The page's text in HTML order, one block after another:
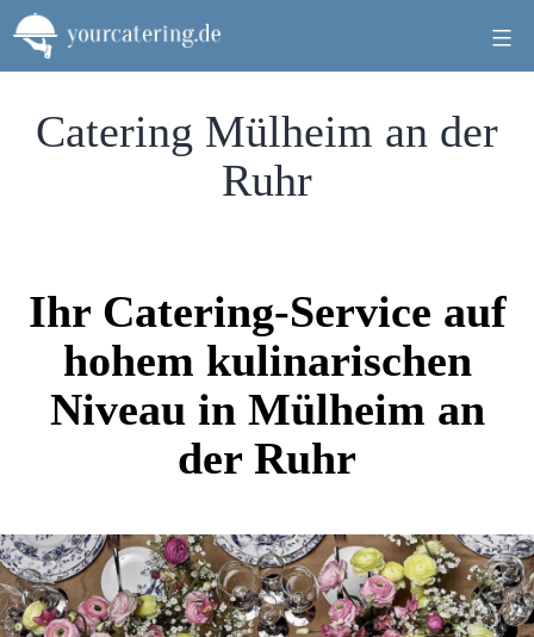
Zum
Inhalt
springen
Catering Mülheim an der
Ruhr
Ihr Catering-Service auf
hohem kulinarischen
Niveau in Mülheim an
der Ruhr